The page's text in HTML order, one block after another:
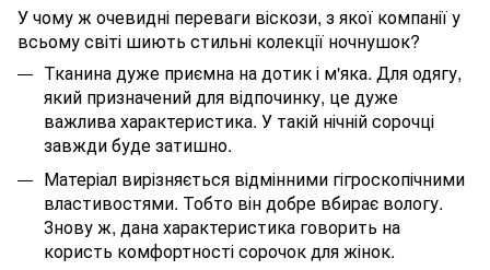
У чому ж очевидні переваги віскози, з якої компанії у
всьому світі шиють стильні колекції ночнушок?
Тканина дуже приємна на дотик і м'яка. Для одягу,
який призначений для відпочинку, це дуже
важлива характеристика. У такій нічній сорочці
завжди буде затишно.
Матеріал вирізняється відмінними гігроскопічними
властивостями. Тобто він добре вбирає вологу.
Знову ж, дана характеристика говорить на
користь комфортності сорочок для жінок.